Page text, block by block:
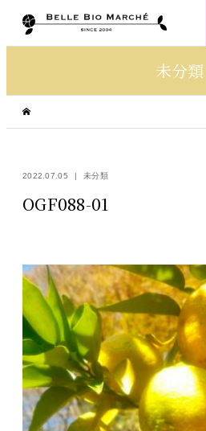
未分類
2022.07.05 未分類
OGF088-01